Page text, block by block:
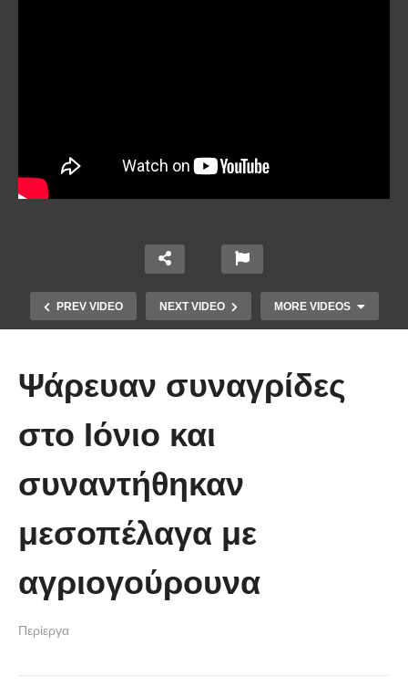
PREV VIDEO NEXT VIDEO MORE VIDEOS
10 από τα πιο ασυνήθιστα
ουρανό
Ψάρευαν συναγρίδες
στο Ιόνιο και
συναντήθηκαν
μεσοπέλαγα με
αγριογούρουνα
Περίεργα